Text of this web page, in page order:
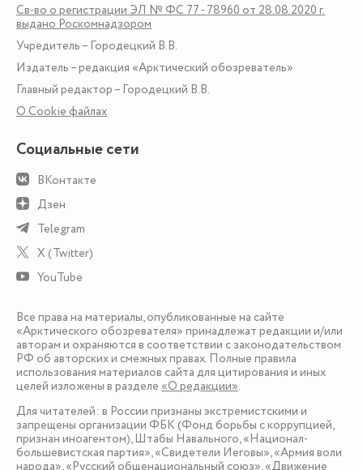
Св-во о регистрации ЭЛ № ФС 77 - 78960 от 28.08.2020 г.
выдано Роскомнадзором
Учредитель – Городецкий В.В.
Издатель – редакция «Арктический обозреватель»
Главный редактор – Городецкий В.В.
О Сookie файлах
Социальные сети
ВКонтакте
Дзен
Telegram
X (Twitter)
YouTube
Все права на материалы, опубликованные на сайте
«Арктического обозревателя» принадлежат редакции и/или
авторам и охраняются в соответствии с законодательством
РФ об авторских и смежных правах. Полные правила
использования материалов сайта для цитирования и иных
целей изложены в разделе «О редакции».
Для читателей: в России признаны экстремистскими и
запрещены организации ФБК (Фонд борьбы с коррупцией,
признан иноагентом), Штабы Навального, «Национал-
большевистская партия», «Свидетели Иеговы», «Армия воли
народа», «Русский общенациональный союз», «Движение